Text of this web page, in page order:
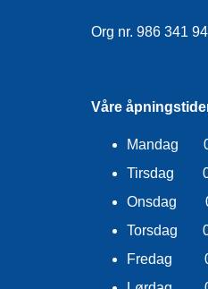
Org nr. 986 341
Våre
Mandag
Tirsdag
Onsdag
Torsdag
Fredag